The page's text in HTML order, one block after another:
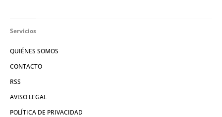
Servicios
QUIÉNES SOMOS
CONTACTO
RSS
AVISO LEGAL
POLÍTICA DE PRIVACIDAD